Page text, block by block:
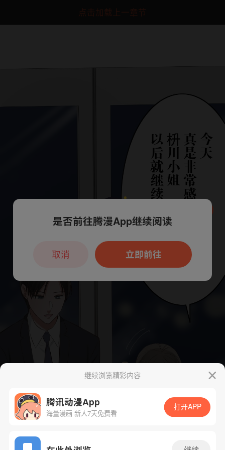
点击加载上一章节
App免费看
继续浏览精彩内容
腾讯动漫App
海量漫画 新人7天免费看
打开APP
本章节仅支持App阅读，可打开App新用
户7天免费看
是否前往腾漫App继续阅读
立即前往
取消